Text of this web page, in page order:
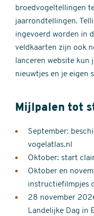
broedvogeltellingen
jaarrondtellingen.
ingevoerd worden in
veldkaarten zijn ook
lanceren website kun
nieuwtjes en je eigen
Mijlpalen tot
September:
vogelatlas.nl
Oktober: start
Oktober en
instructiefilmpjes
28 november
Landelijke Dag in